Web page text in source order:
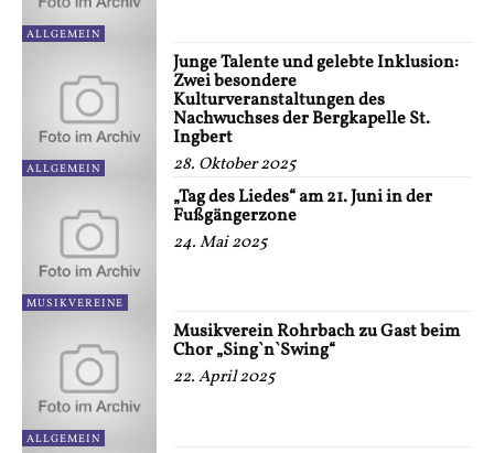
ALLGEMEIN
ALLGEMEIN
Junge Talente und gelebte Inklusion:
Zwei besondere
Kulturveranstaltungen des
Nachwuchses der Bergkapelle St.
Ingbert
28. Oktober 2025
MUSIKVEREINE
„Tag des Liedes“ am 21. Juni in der
Fußgängerzone
24. Mai 2025
ALLGEMEIN
Musikverein Rohrbach zu Gast beim
Chor „Sing`n`Swing“
22. April 2025